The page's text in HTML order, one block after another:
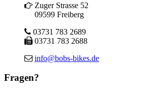
Zuger Strasse 52
09599 Freiberg
03731 783 2689
03731 783 2688
info@bobs-bikes.de
Fragen?